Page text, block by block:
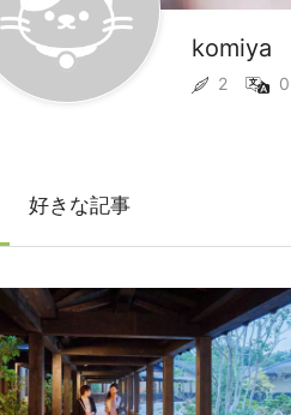
komiya
2 0
好きな記事